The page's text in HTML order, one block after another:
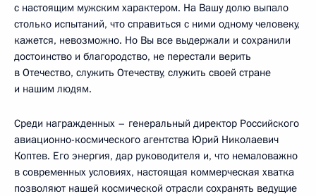
с настоящим мужским характером. На Вашу долю выпало
столько испытаний, что справиться с ними одному человеку,
кажется, невозможно. Но Вы все выдержали и сохранили
достоинство и благородство, не перестали верить
в Отечество, служить Отечеству, служить своей стране
и нашим людям.
Среди награжденных – генеральный директор Российского
авиационно-космического агентства Юрий Николаевич
Коптев. Его энергия, дар руководителя и, что немаловажно
в современных условиях, настоящая коммерческая хватка
позволяют нашей космической отрасли сохранять ведущие